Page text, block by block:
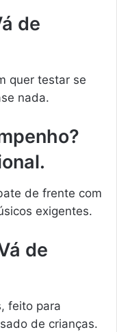
de
quer testar se
nada.
de frente com
exigentes.
de
feito para
de crianças.